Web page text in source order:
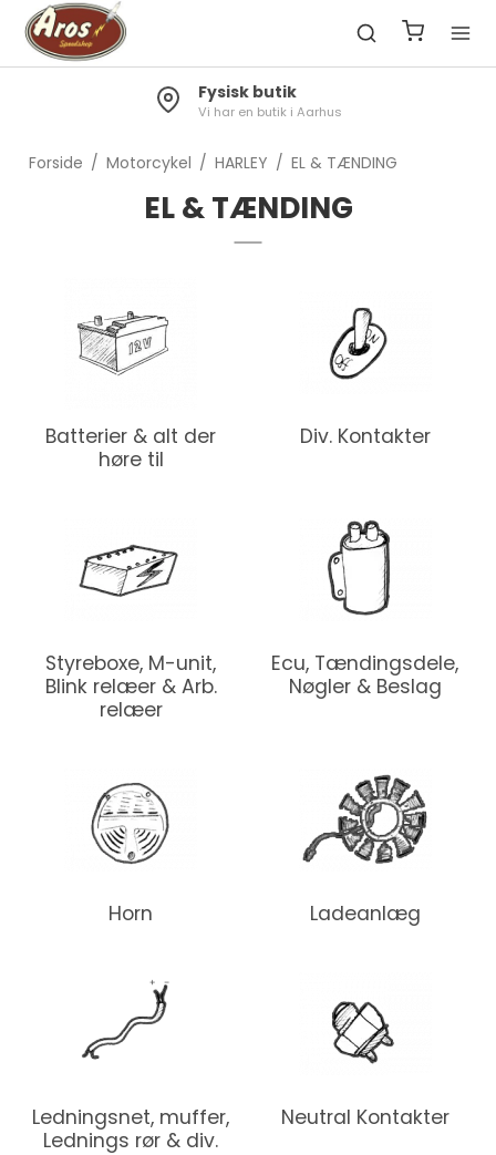
Fysisk butik
Vi har en butik i Aarhus
Forside / Motorcykel / HARLEY / EL & TÆNDING
EL & TÆNDING
Batterier & alt der
høre til
Div. Kontakter
Styreboxe, M-unit,
Blink relæer & Arb.
relæer
Ecu, Tændingsdele,
Nøgler & Beslag
Horn Ladeanlæg
Ledningsnet, muffer,
Lednings rør & div.
Neutral Kontakter